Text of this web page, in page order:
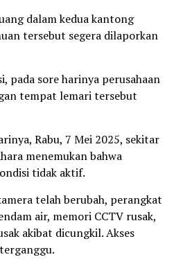
dalam kedua kantong
tersebut segera dilaporkan
pada sore harinya perusahaan
tempat lemari tersebut
Rabu, 7 Mei 2025, sekitar
menemukan bahwa
tidak aktif.
telah berubah, perangkat
air, memori CCTV rusak,
akibat dicungkil. Akses